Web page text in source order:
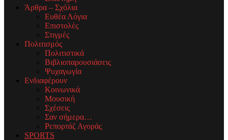
Άρθρα – Σχόλια
Ευθέα Λόγια
Επιστολές
Στιγμές
Πολιτισμός
Πολιτιστικά
Βιβλιοπαρουσιάσεις
Ψυχαγωγία
Ενδιαφέρουν
Κοινωνικά
Μουσική
Σχέσεις
Σαν σήμερα…
Ρεπορτάζ Αγοράς
SPORTS